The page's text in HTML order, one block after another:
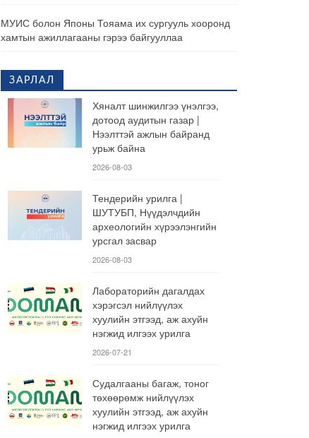
МУИС болон Японы Тояама их сургууль хооронд
хамтын ажиллагааны гэрээ байгууллаа
ЗАРЛАЛ
Хяналт шинжилгээ үнэлгээ,
дотоод аудитын газар |
Нээлттэй ажлын байранд
урьж байна
2026-08-03
Тендерийн урилга |
ШУТУБП, Нүүдэлчдийн
археологийн хүрээлэнгийн
урсгал засвар
2026-08-03
Лабораторийн дагалдах
хэрэгсэл нийлүүлэх
хуулийн этгээд, аж ахуйн
нэгжид илгээх урилга
2026-07-21
Судалгааны багаж, тоног
төхөөрөмж нийлүүлэх
хуулийн этгээд, аж ахуйн
нэгжид илгээх урилга